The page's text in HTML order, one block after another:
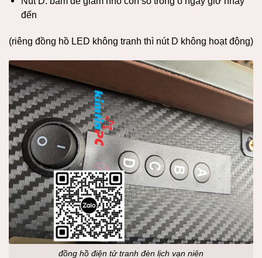
đến
(riêng đồng hồ LED không tranh thì nút D không hoạt động)
đồng hồ điện tử tranh đèn lịch vạn niên